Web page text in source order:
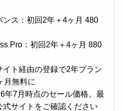
ンス：初回2年＋4ヶ月 480
Pro：初回2年＋4ヶ月 880
ト経由の登録で2年プラン
月無料に
年7月時点のセール価格。最
式サイトをご確認ください